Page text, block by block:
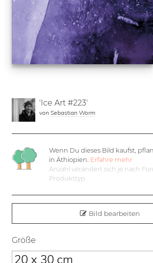
'Ice Art #223'
von Sebastian Worm
Wenn Du dieses Bild kaufst,
in Äthiopien. Erfahre mehr
Anzahl verändert sich je nach
Produkttyp
Bild bearbeiten
Größe